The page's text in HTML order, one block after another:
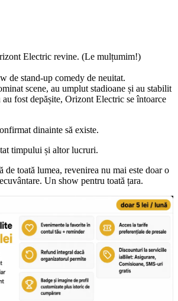
Electric revine. (Le mulțumim!)
de stand-up comedy de neuitat.
scene, au umplut stadioane și au stabilit
au fost depășite, Orizont Electric se întoarce
dinainte să existe.
timpului și altor lucruri.
de toată lumea, revenirea nu mai este doar o
Un show pentru toată țara.